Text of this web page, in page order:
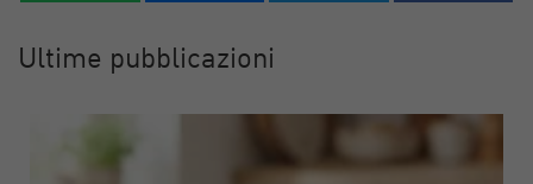
Ultime pubblicazioni